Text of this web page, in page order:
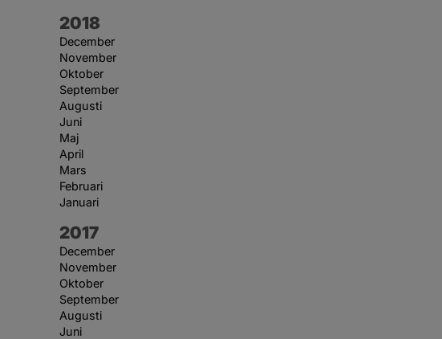
År:
2018
December
November
Oktober
September
Augusti
Juni
Maj
April
Mars
Februari
Januari
År:
2017
December
November
Oktober
September
Augusti
Juni